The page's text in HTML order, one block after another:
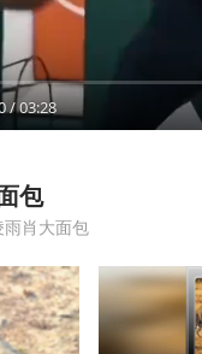
/03:28
包
雨肖大面包